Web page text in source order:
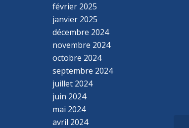
février 2025
janvier 2025
décembre 2024
novembre 2024
octobre 2024
septembre 2024
juillet 2024
juin 2024
mai 2024
avril 2024